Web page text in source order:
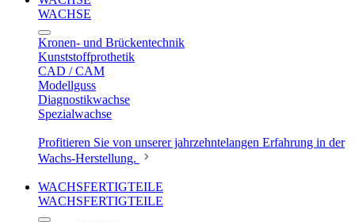
WACHSE
Kronen- und Brückentechnik
Kunststoffprothetik
CAD / CAM
Modellguss
Diagnostikwachse
Spezialwachse
Profitieren Sie von unserer jahrzehntelangen Erfahrung in der
Wachs-Herstellung.
WACHSFERTIGTEILE
WACHSFERTIGTEILE